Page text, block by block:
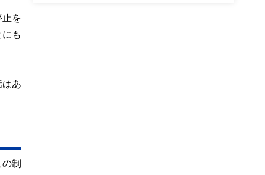
止を
も
はあ
制